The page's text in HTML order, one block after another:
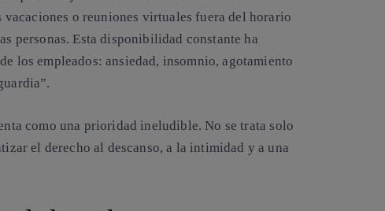
o reuniones virtuales fuera del horario
personas. Esta disponibilidad constante ha
los empleados: ansiedad, insomnio, agotamiento
como una prioridad ineludible. No se trata solo
el derecho al descanso, a la intimidad y a una